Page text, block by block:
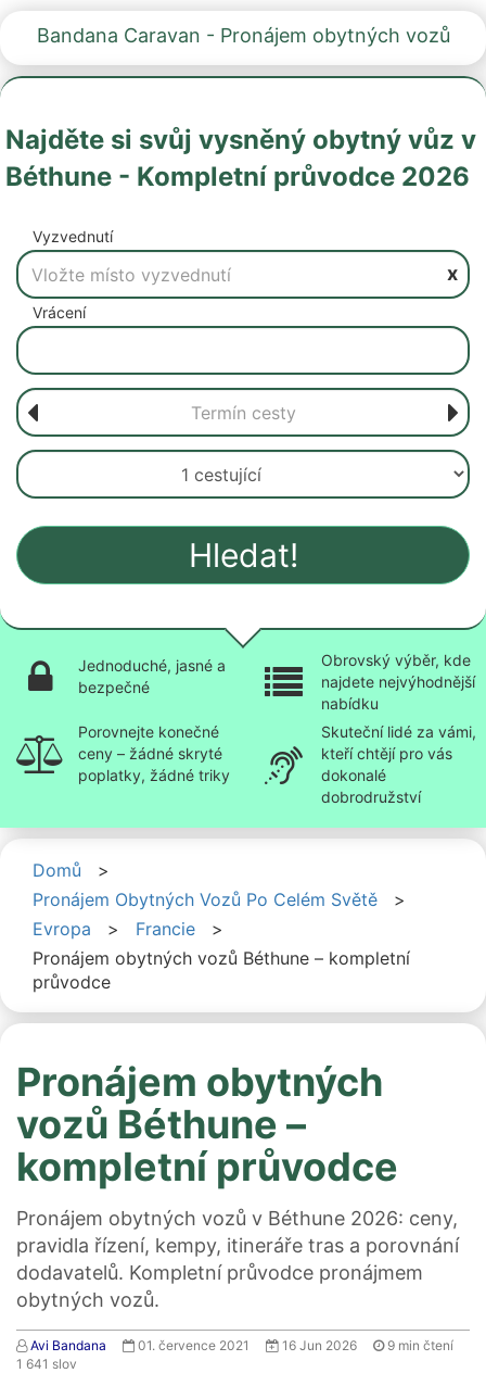
Bandana Caravan - Pronájem obytných vozů
Najděte si svůj vysněný obytný vůz v
Béthune - Kompletní průvodce 2026
Vyzvednutí
x
Vrácení
Hledat!
Jednoduché, jasné a
bezpečné
Obrovský výběr, kde
najdete nejvýhodnější
nabídku
Porovnejte konečné
ceny – žádné skryté
poplatky, žádné triky
Skuteční lidé za vámi,
kteří chtějí pro vás
dokonalé
dobrodružství
Domů
>
Pronájem Obytných Vozů Po Celém Světě
>
Evropa
> Francie
>
Pronájem obytných vozů Béthune – kompletní
průvodce
Pronájem obytných
vozů Béthune –
kompletní průvodce
Pronájem obytných vozů v Béthune 2026: ceny,
pravidla řízení, kempy, itineráře tras a porovnání
dodavatelů. Kompletní průvodce pronájmem
obytných vozů.
Avi Bandana 01. července 2021 16 Jun 2026 9 min čtení
1 641 slov